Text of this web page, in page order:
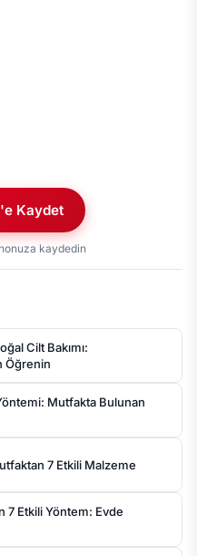
Kaydet
kaydedin
Cilt Bakımı:
Öğrenin
Mutfakta Bulunan
7 Etkili Malzeme
7 Etkili Yöntem: Evde